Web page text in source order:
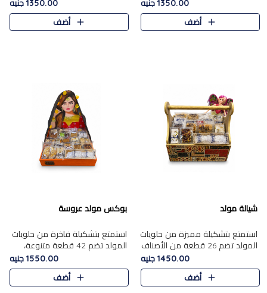
1350.00 جنيه
أضف
1350.00 جنيه
أضف
شيالة مولد
استمتع بتشكيلة مميزة من حلويات
المولد تضم 26 قطعة من الأصناف
الشرقية المتنوعة......1450.00 جنيه
أضف
بوكس مولد عروسة
استمتع بتشكيلة فاخرة من حلويات
المولد تضم 42 قطعة متنوعة،
1550.00 جنيه
أضف